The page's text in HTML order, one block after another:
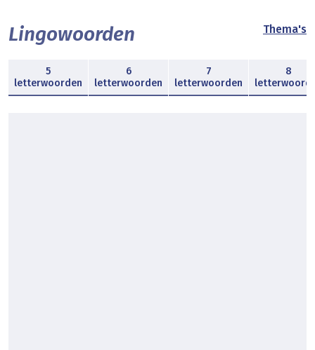
Lingowoorden Thema's
5
letterwoorden
6
letterwoorden
7
letterwoorden
8